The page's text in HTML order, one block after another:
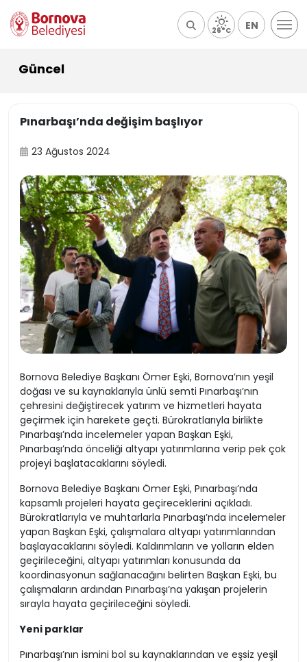
26°C EN
Güncel
Pınarbaşı’nda değişim başlıyor
23 Ağustos 2024
Bornova Belediye Başkanı Ömer Eşki, Bornova’nın yeşil
doğası ve su kaynaklarıyla ünlü semti Pınarbaşı’nın
çehresini değiştirecek yatırım ve hizmetleri hayata
geçirmek için harekete geçti. Bürokratlarıyla birlikte
Pınarbaşı’nda incelemeler yapan Başkan Eşki,
Pınarbaşı’nda önceliği altyapı yatırımlarına verip pek çok
projeyi başlatacaklarını söyledi.
Bornova Belediye Başkanı Ömer Eşki, Pınarbaşı’nda
kapsamlı projeleri hayata geçireceklerini açıkladı.
Bürokratlarıyla ve muhtarlarla Pınarbaşı’nda incelemeler
yapan Başkan Eşki, çalışmalara altyapı yatırımlarından
başlayacaklarını söyledi. Kaldırımların ve yolların elden
geçirileceğini, altyapı yatırımları konusunda da
koordinasyonun sağlanacağını belirten Başkan Eşki, bu
çalışmaların ardından Pınarbaşı’na yakışan projelerin
sırayla hayata geçirileceğini söyledi.
Yeni parklar
Pınarbaşı’nın ismini bol su kaynaklarından ve eşsiz yeşil